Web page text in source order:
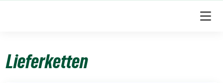
Lieferketten